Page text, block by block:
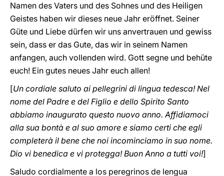
Namen des Vaters und des Sohnes und des Heiligen
Geistes haben wir dieses neue Jahr eröffnet. Seiner
Güte und Liebe dürfen wir uns anvertrauen und gewiss
sein, dass er das Gute, das wir in seinem Namen
anfangen, auch vollenden wird. Gott segne und behüte
euch! Ein gutes neues Jahr euch allen!
[Un cordiale saluto ai pellegrini di lingua tedesca! Nel
nome del Padre e del Figlio e dello Spirito Santo
abbiamo inaugurato questo nuovo anno. Affidiamoci
alla sua bontà e al suo amore e siamo certi che egli
completerà il bene che noi incominciamo in suo nome.
Dio vi benedica e vi protegga! Buon Anno a tutti voi!]
Saludo cordialmente a los peregrinos de lengua